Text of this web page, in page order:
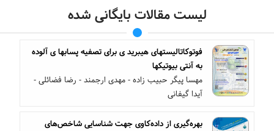
لیست مقالات بایگانی شده
فوتوکاتالیستهای هیبرید ی برای تصفیه پسابها ی آلوده
به آنتی بیوتیکها
مهسا پیگر حبیب زاده - مهدی ارجمند - رضا فضائلی -
آیدا گیفانی
بهره‌گیری از داده‌کاوی جهت شناسایی شاخص‌های